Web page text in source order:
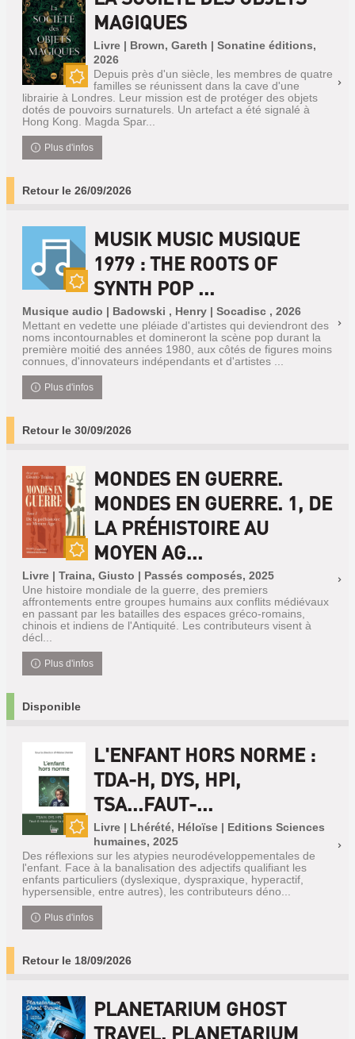
Nouveauté
MAGIQUES
Livre | Brown, Gareth | Sonatine éditions,
2026
Depuis près d'un siècle, les membres de quatre
familles se réunissent dans la cave d'une
librairie à Londres. Leur mission est de protéger des objets
dotés de pouvoirs surnaturels. Un artefact a été signalé à
Hong Kong. Magda Spar...
Plus d'infos
Retour le 26/09/2026
MUSIK MUSIC MUSIQUE
1979 : THE ROOTS OF
SYNTH POP ...
Musique audio | Badowski , Henry | Socadisc , 2026
Mettant en vedette une pléiade d'artistes qui deviendront des
noms incontournables et domineront la scène pop durant la
première moitié des années 1980, aux côtés de figures moins
connues, d'innovateurs indépendants et d'artistes ...
Plus d'infos
Retour le 30/09/2026
Nouveauté
MONDES EN GUERRE.
MONDES EN GUERRE. 1, DE
LA PRÉHISTOIRE AU
MOYEN AG...
Livre | Traina, Giusto | Passés composés, 2025
Une histoire mondiale de la guerre, des premiers
affrontements entre groupes humains aux conflits médiévaux
en passant par les batailles des espaces gréco-romains,
chinois et indiens de l'Antiquité. Les contributeurs visent à
décl...
Plus d'infos
Disponible
L'ENFANT HORS NORME :
TDA-H, DYS, HPI,
TSA...FAUT-...
Livre | Lhérété, Héloïse | Editions Sciences
humaines, 2025
Des réflexions sur les atypies neurodéveloppementales de
l'enfant. Face à la banalisation des adjectifs qualifiant les
enfants particuliers (dyslexique, dyspraxique, hyperactif,
hypersensible, entre autres), les contributeurs déno...
Plus d'infos
Retour le 18/09/2026
PLANETARIUM GHOST
TRAVEL. PLANETARIUM